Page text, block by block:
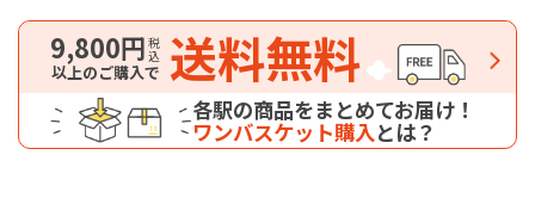
9,800円税込
以上のご購入で 送料無料
各駅の商品をまとめてお届け！
ワンバスケット購入とは？